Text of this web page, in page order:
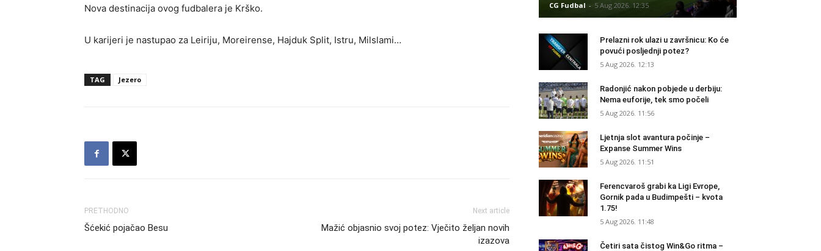
Nova destinacija ovog fudbalera je Krško.
U karijeri je nastupao za Leiriju, Moreirense, Hajduk Split, Istru, Milslami…
TAG Jezero
PRETHODNO
Šćekić pojačao Besu
Next article
Mažić objasnio svoj potez: Vječito željan novih
izazova
CG Fudbal - 5 Aug 2026. 12:35
Prelazni rok ulazi u završnicu: Ko će
povući posljednji potez?
5 Aug 2026. 12:13
Radonjić nakon pobjede u derbiju:
Nema euforije, tek smo počeli
5 Aug 2026. 11:56
Ljetnja slot avantura počinje –
Expanse Summer Wins
5 Aug 2026. 11:51
Ferencvaroš grabi ka Ligi Evrope,
Gornik pada u Budimpešti – kvota
1.75!
5 Aug 2026. 11:48
Četiri sata čistog Win&Go ritma –